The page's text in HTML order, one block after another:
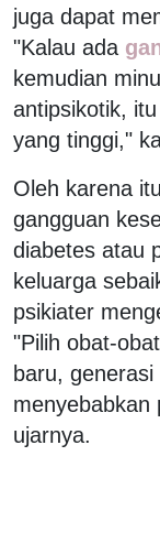
juga dapat
"Kalau ada
kemudian
antipsikotik,
yang tinggi,"
Oleh karena
gangguan
diabetes atau
keluarga
psikiater
"Pilih obat-
baru,
menyebabkan
ujarnya.